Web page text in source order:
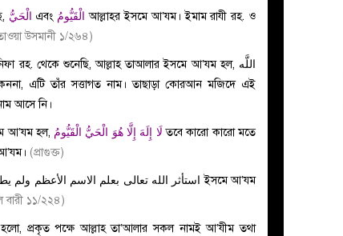
الْحَيُّ এবং الْقَيُّومُ আল্লাহর ইসমে আ’যম।ইমাম রাযী রহ. ও
উসমানী ১/২৬৪)
রহ. থেকে শুনেছি, আল্লাহ তাআলার ইসমে আ’যম হল, اللَّه
এটি তাঁর সত্তাগত নাম। তাছাড়া কোরআন মজিদে এই
আসে নি।
আ’যম হল, لَا إِلَهَ إِلَّا هُوَ الْحَيُّ الْقَيُّومُতবে কারো কারো মতে
(প্রাগুক্ত)
বারী ১১/২২৪)
হলো, প্রকৃত পক্ষে আল্লাহ তা’আলার সকল নামই আ’যীম তথা